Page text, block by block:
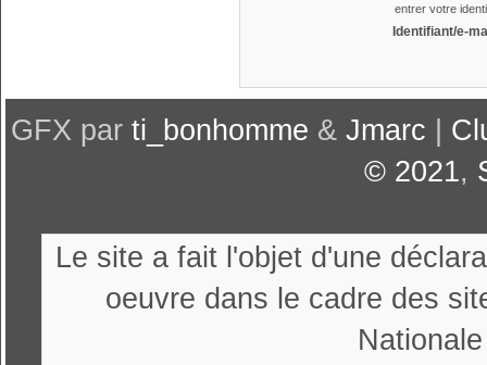
entrer votre
Identifiant/e-
GFX par ti_bonhomme & Jmarc
© 2021,
Le site a fait l'objet d'une
oeuvre dans le cadre des